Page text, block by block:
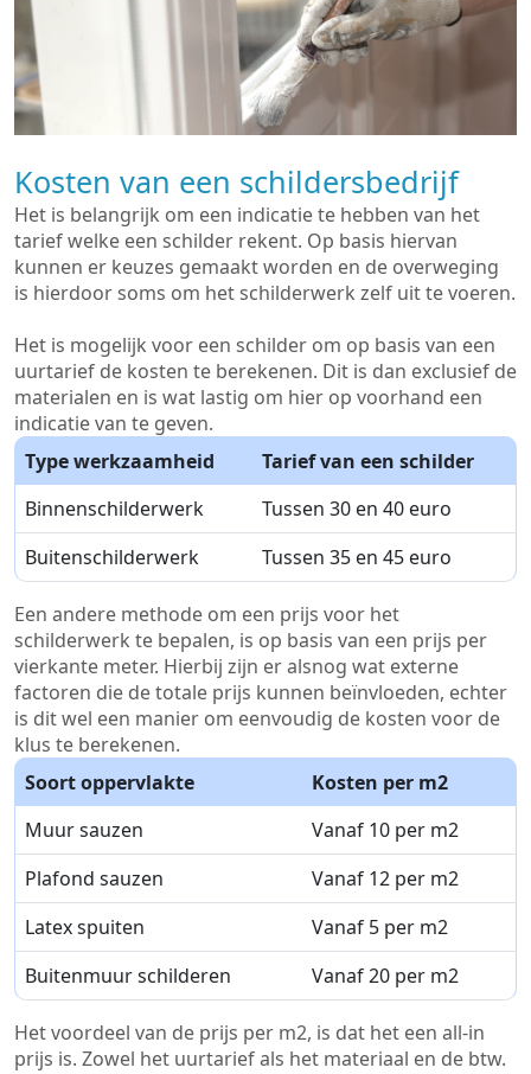
Kosten van een schildersbedrijf
Het is belangrijk om een indicatie te hebben van het
tarief welke een schilder rekent. Op basis hiervan
kunnen er keuzes gemaakt worden en de overweging
is hierdoor soms om het schilderwerk zelf uit te voeren.
Het is mogelijk voor een schilder om op basis van een
uurtarief de kosten te berekenen. Dit is dan exclusief de
materialen en is wat lastig om hier op voorhand een
indicatie van te geven.
Type werkzaamheid
Tarief van een schilder
Binnenschilderwerk
Tussen 30 en 40 euro
Buitenschilderwerk
Tussen 35 en 45 euro
Een andere methode om een prijs voor het
schilderwerk te bepalen, is op basis van een prijs per
vierkante meter. Hierbij zijn er alsnog wat externe
factoren die de totale prijs kunnen beïnvloeden, echter
is dit wel een manier om eenvoudig de kosten voor de
klus te berekenen.
Soort oppervlakte
Kosten per m2
Muur sauzen
Vanaf 10 per m2
Plafond sauzen
Vanaf 12 per m2
Latex spuiten
Vanaf 5 per m2
Buitenmuur schilderen
Vanaf 20 per m2
Het voordeel van de prijs per m2, is dat het een all-in
prijs is. Zowel het uurtarief als het materiaal en de btw.